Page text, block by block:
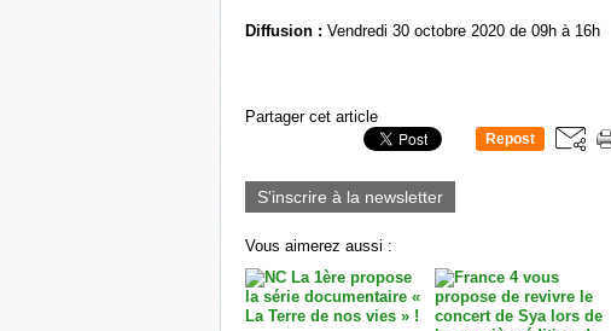
Diffusion : Vendredi 30 octobre 2020 de 09h à 16h
Partager cet article
Repost
S'inscrire à la newsletter
Vous aimerez aussi :